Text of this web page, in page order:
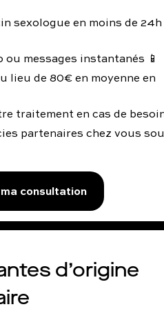
sexologue en moins de
messages instantanés 📱
lieu de 80€ en moyenne en
traitement en cas de
partenaires chez vous
consultation
d’origine